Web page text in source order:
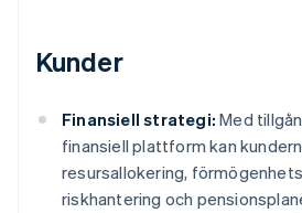
Kunder
Finansiell strategi: Med
finansiell plattform kan
resursallokering,
riskhantering och